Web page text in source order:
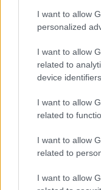
I want to allow
personalized
I want to allow
related to
device
I want to allow
related to
I want to allow
related to
I want to allow
Όπως σημείωσε,